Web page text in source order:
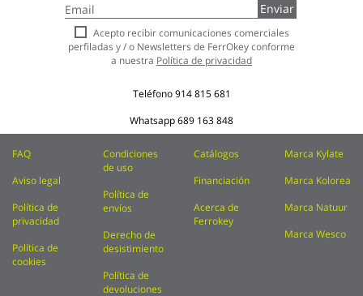
a
nuestro
boletín
de
Enviar
Acepto recibir comunicaciones comerciales
perfiladas y / o Newsletters de FerrOkey conforme
a nuestra Política de privacidad
Teléfono914 815 681
Whatsapp689 163 848
FAQ
Aviso legal
Política de
privacidad
Política de
cookies
Condiciones
de uso
Política de
envíos
Derecho de
desistimiento
Política de
devoluciones
Catálogos
Financiación
Acerca de
Ferrokey
Marca Kylate
Marca Kolorea
Marca Natuur
Marca Wesco